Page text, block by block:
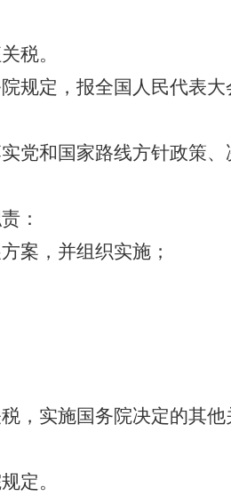
税。
规定，报全国人民代表
党和国家路线方针政策、
：
案，并组织实施；
，实施国务院决定的其他
定。